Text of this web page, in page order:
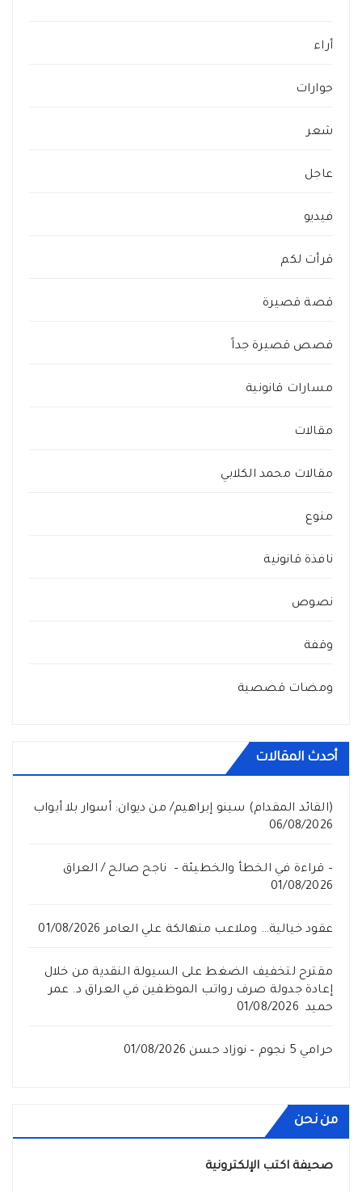
أراء
حوارات
شعر
عاجل
فيديو
قرأت لكم
قصة قصيرة
قصص قصيرة جداً
مسارات قانونية
مقالات
مقالات محمد الكلابي
منوع
نافذة قانونية
نصوص
وقفة
ومضات قصصية
أحدث المقالات
(القائد المقدام) سينو إبراهيم/ من ديوان: أسوار بلا أبواب
06/08/2026
– قراءة في الخطأ والخطيئة – ناجح صالح / العراق
01/08/2026
عقود خيالية… وملاعب متهالكة علي العامر 01/08/2026
مقترح لتخفيف الضغط على السيولة النقدية من خلال
إعادة جدولة صرف رواتب الموظفين في العراق د. عمر
حميد 01/08/2026
حرامي 5 نجوم – نوزاد حسن 01/08/2026
من نحن
صحيفة اكتب الإلكترونية